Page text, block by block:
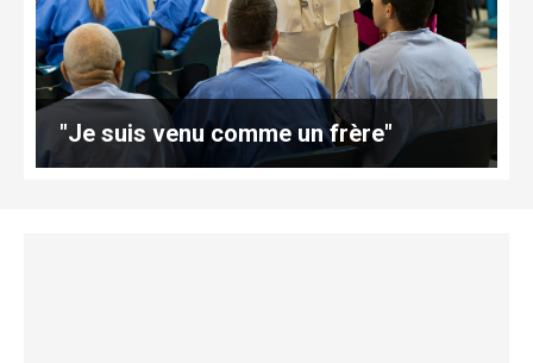
"Je suis venu comme un frère"